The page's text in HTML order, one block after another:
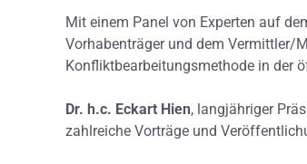
Mit einem Panel von Experten auf
Vorhabenträger und dem Vermittler/
Konfliktbearbeitungsmethode in der
Dr. h.c. Eckart Hien, langjähriger
zahlreiche Vorträge und